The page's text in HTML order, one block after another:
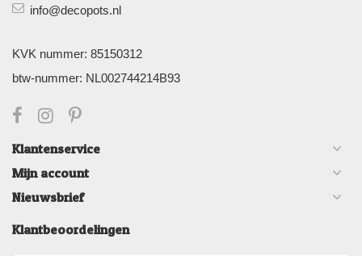
info@decopots.nl
KVK nummer: 85150312
btw-nummer: NL002744214B93
Klantenservice
Mijn account
Nieuwsbrief
Klantbeoordelingen